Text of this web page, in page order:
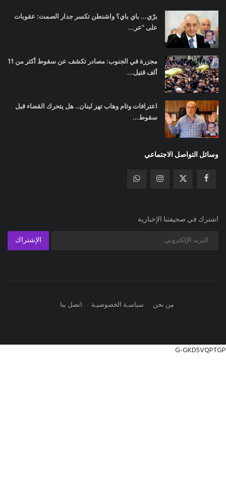
برّي... باي باي؟ واشنطن تكسر جدار الصمت: عقوبات
على "عر...
مجزرة في الجنوب: مصادر تكشف عن سقوط أكثر من 11
ألف قتيل...
اعترافات وئام وهاب تهز لبنان.. هل يتحرك القضاء قبل
سقوط...
وسائل التواصل الاجتماعي
اشترك في صحيفتنا الإخبارية
الإشتراك
من نحن سياسـة الخصوصيـة اتصل بنا
G-GKD5VQPTGP